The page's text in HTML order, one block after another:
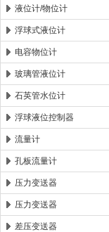
液位计/物位计
浮球式液位计
电容物位计
玻璃管液位计
石英管水位计
浮球液位控制器
流量计
孔板流量计
压力变送器
压力变送器
差压变送器